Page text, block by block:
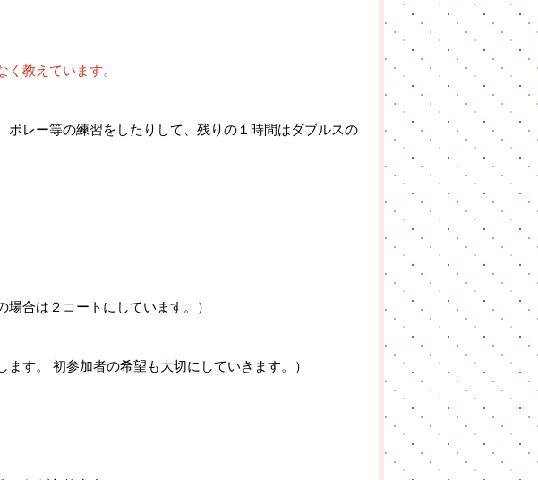
教えています。
レー等の練習をしたりして、残りの１時間はダブルスの
合は２コートにしています。）
す。 初参加者の希望も大切にしていきます。）